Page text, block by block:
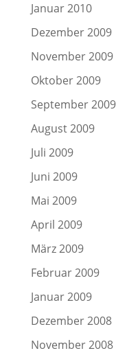
Januar 2010
Dezember 2009
November 2009
Oktober 2009
September 2009
August 2009
Juli 2009
Juni 2009
Mai 2009
April 2009
März 2009
Februar 2009
Januar 2009
Dezember 2008
November 2008